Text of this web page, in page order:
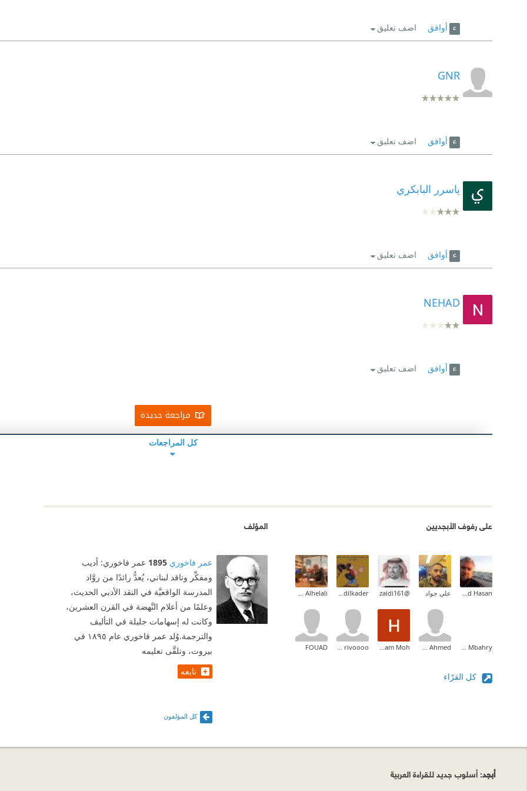
أوافق اضف تعليق
GNR
أوافق اضف تعليق
ياسرر البابكري
أوافق اضف تعليق
NEHAD
أوافق اضف تعليق
مراجعة جديدة
كل المراجعات
على رفوف الأبجديين
Ahmad Hasan علي جواد @zaidi161
Yasmeenabdilkader
Sara Alhelali
omar Mbahry
Marwan Ahmed
Housam Moh
rivoooo 💭
FOUAD
كل القرّاء
المؤلف
عمر فاخوري 1895 عمر فاخوري: أديب
ومفكِّر وناقد لبناني، يُعدُّ رائدًا من روَّاد
المدرسة الواقعيَّة في النقد الأدبي الحديث،
وعلمًا من أعلام النَّهضة في القرن العشرين،
وكانت له إسهامات جليلة في التأليف
والترجمة.وُلد عمر فاخوري عام ١٨٩٥ في
بيروت، وتلقَّى تعليمه
تابعه
كل المؤلفون
أبجد: أسلوب جديد للقراءة العربية